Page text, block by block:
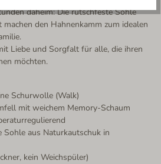
daheim: Die rutschfeste Sohle
den Hahnenkamm zum idealen
Liebe und Sorgfalt für alle, die ihren
möchten.
Schurwolle (Walk)
mit weichem Memory-Schaum
aus Naturkautschuk in
kein Weichspüler)